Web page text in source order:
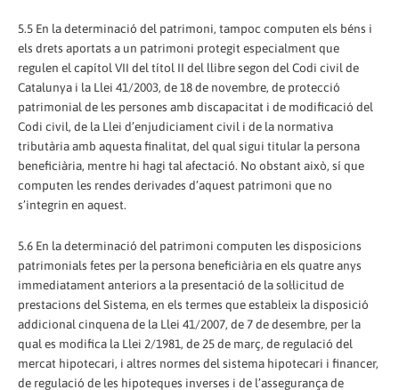
5.5 En la determinació del patrimoni, tampoc computen els béns i
els drets aportats a un patrimoni protegit especialment que
regulen el capítol VII del títol II del llibre segon del Codi civil de
Catalunya i la Llei 41/2003, de 18 de novembre, de protecció
patrimonial de les persones amb discapacitat i de modificació del
Codi civil, de la Llei d’enjudiciament civil i de la normativa
tributària amb aquesta finalitat, del qual sigui titular la persona
beneficiària, mentre hi hagi tal afectació. No obstant això, sí que
computen les rendes derivades d’aquest patrimoni que no
s’integrin en aquest.
5.6 En la determinació del patrimoni computen les disposicions
patrimonials fetes per la persona beneficiària en els quatre anys
immediatament anteriors a la presentació de la sol·licitud de
prestacions del Sistema, en els termes que estableix la disposició
addicional cinquena de la Llei 41/2007, de 7 de desembre, per la
qual es modifica la Llei 2/1981, de 25 de març, de regulació del
mercat hipotecari, i altres normes del sistema hipotecari i financer,
de regulació de les hipoteques inverses i de l’assegurança de